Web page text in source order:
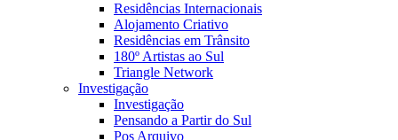
Residências Internacionais
Alojamento Criativo
Residências em Trânsito
180º Artistas ao Sul
Triangle Network
Investigação
Investigação
Pensando a Partir do Sul
Pos Arquivo